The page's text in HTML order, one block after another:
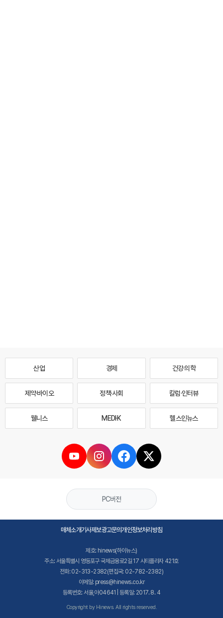
산업 경제 건강·의학
제약·바이오 정책·사회 칼럼·인터뷰
웰니스 MEDI·K 헬스인뉴스
PC버전
매체소개기사제보광고문의개인정보처리방침
제호: hinews(하이뉴스)
주소: 서울특별시 영등포구 국제금융로2길 17 시티플라자 421호
전화: 02-313-2382(편집국: 02-782-2382)
이메일: press@hinews.co.kr
등록번호: 서울,아04641 | 등록일: 2017. 8. 4
Copyright by Hinews. All rights reserved.